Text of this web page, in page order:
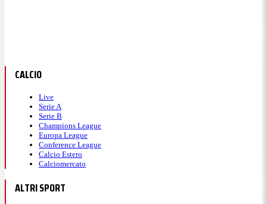
CALCIO
Live
Serie A
Serie B
Champions League
Europa League
Conference League
Calcio Estero
Calciomercato
ALTRI SPORT